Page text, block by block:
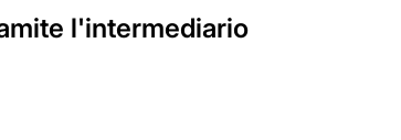
l'intermediario